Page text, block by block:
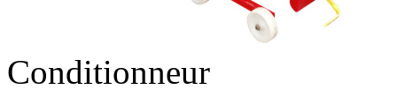
Conditionneur